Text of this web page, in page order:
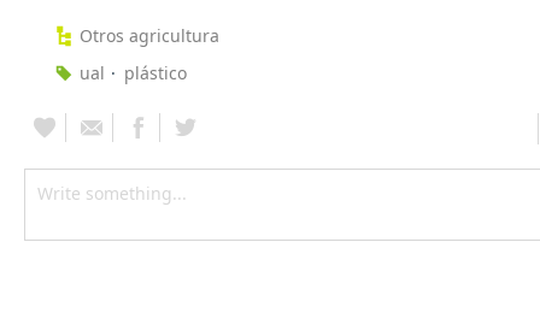
Otros agricultura
ual
plástico